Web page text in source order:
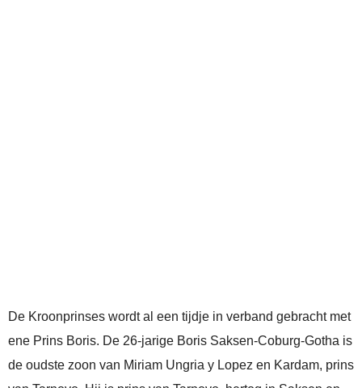
De Kroonprinses wordt al een tijdje in verband gebracht met
ene Prins Boris. De 26-jarige Boris Saksen-Coburg-Gotha is
de oudste zoon van Miriam Ungria y Lopez en Kardam, prins